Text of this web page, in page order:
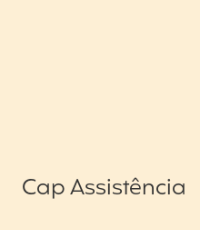
Cap Assistência